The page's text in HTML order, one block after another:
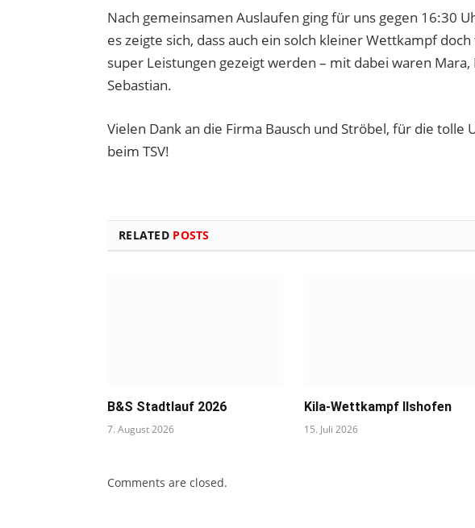
Nach gemeinsamen Auslaufen ging für uns gegen 16:30
es zeigte sich, dass auch ein solch kleiner Wettkampf
super Leistungen gezeigt werden – mit dabei waren Mara,
Sebastian.
Vielen Dank an die Firma Bausch und Ströbel, für die
beim TSV!
RELATED POSTS
B&S Stadtlauf 2026
7. August 2026
Kila-Wettkampf Ilshofen
15. Juli 2026
Comments are closed.